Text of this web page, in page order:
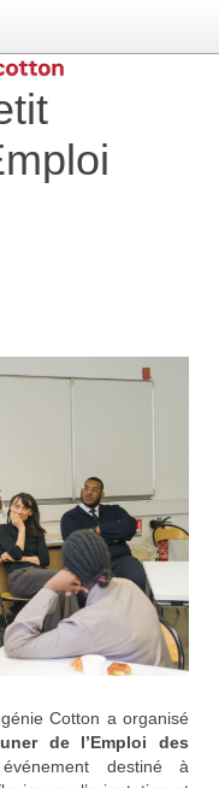
Cotton a organisé
de l’Emploi des
destiné à